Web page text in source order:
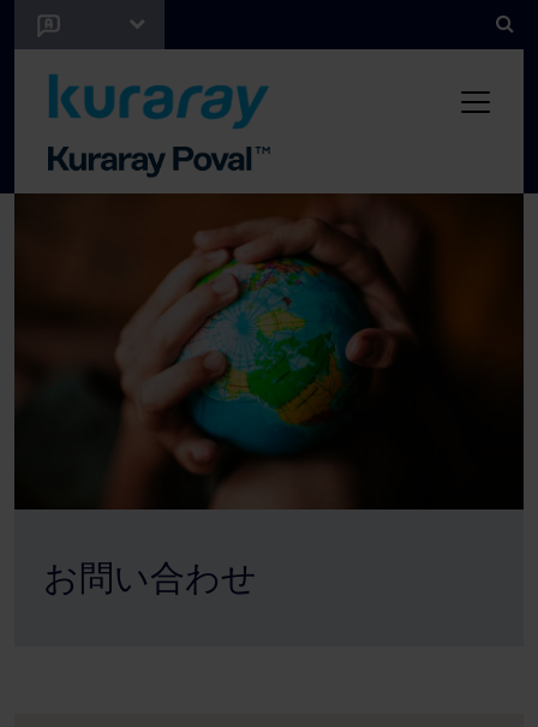
お問い合わせ